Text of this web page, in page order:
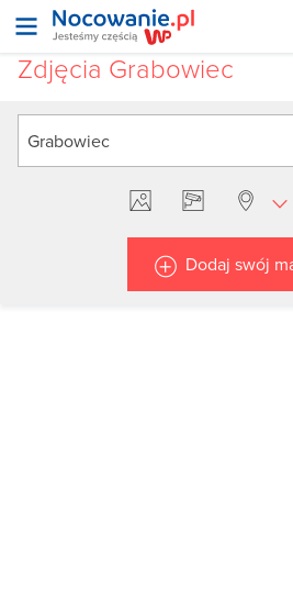
Zdjęcia Grabowiec
Dodaj swój